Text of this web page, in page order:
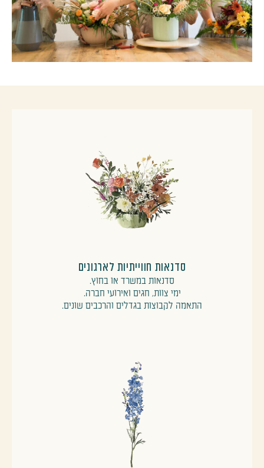
סדנאות חווייתיות לארגונים
סדנאות במשרד או בחוץ.
ימי צוות, חגים ואירועי חברה.
התאמה לקבוצות בגדלים והרכבים שונים.